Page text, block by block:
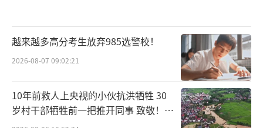
越来越多高分考生放弃985选警校！
2026-08-07 09:02:21
10年前救人上央视的小伙抗洪牺牲 30
岁村干部牺牲前一把推开同事 致敬！送
别！